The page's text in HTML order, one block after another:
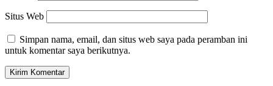
Situs Web
Simpan nama, email, dan situs web saya pada peramban ini
untuk komentar saya berikutnya.